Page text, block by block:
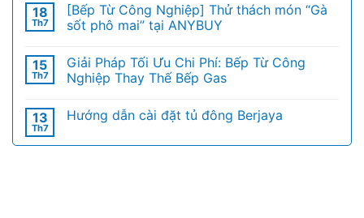
18
Th7
[Bếp Từ Công Nghiệp] Thử thách món “Gà
sốt phô mai” tại ANYBUY
15
Th7
Giải Pháp Tối Ưu Chi Phí: Bếp Từ Công
Nghiệp Thay Thế Bếp Gas
13
Th7
Hướng dẫn cài đặt tủ đông Berjaya